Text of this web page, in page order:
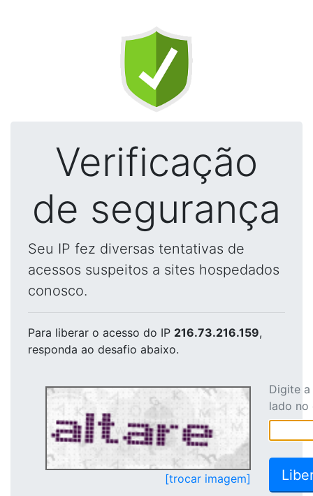
Verificação
de segurança
Seu IP fez diversas tentativas de
acessos suspeitos a sites hospedados
conosco.
Para liberar o acesso do IP 216.73.216.159,
responda ao desafio abaixo.
[trocar imagem]
Digite
lado no